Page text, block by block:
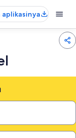
aplikasinya